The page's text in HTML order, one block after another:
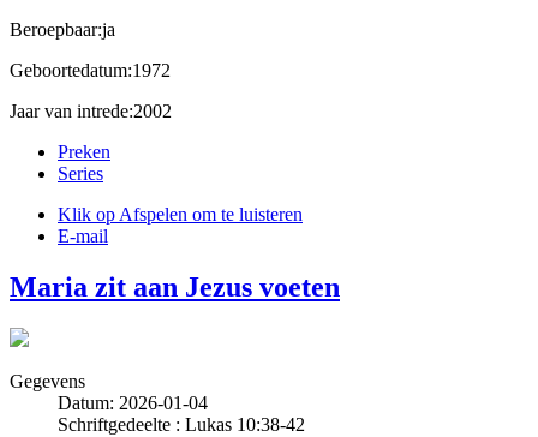
Beroepbaar:ja
Geboortedatum:1972
Jaar van intrede:2002
Preken
Series
Klik op Afspelen om te luisteren
E-mail
Maria zit aan Jezus voeten
Gegevens
Datum: 2026-01-04
Schriftgedeelte : Lukas 10:38-42